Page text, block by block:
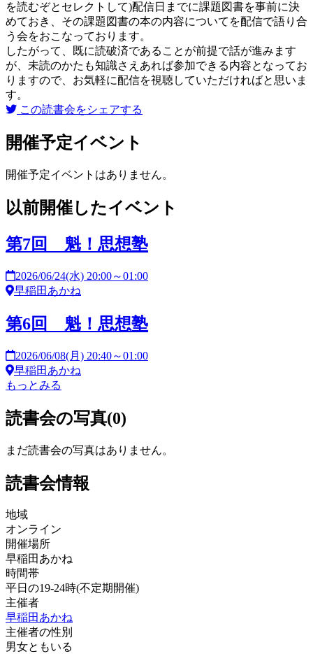
を読むぞとセレクトして)配信日までに課題図書を事前に決
めておき、その課題図書の本の内容についてを配信で語り合
う会をおこなっております。
したがって、既に読破済であることが前提で話が進みます
が、未読のかたも知識さえあれば参加できる内容となってお
りますので、お気軽に配信を視聴していただければと思いま
す。
この読書会をシェアする
開催予定イベント
開催予定イベントはありません。
以前開催したイベント
第7回 魁！思想塾
2026/06/24(水) 20:00～01:00
早稲田あかね
第6回 魁！思想塾
2026/06/08(月) 20:40～01:00
早稲田あかね
もっとみる
読書会の写真(0)
まだ読書会の写真はありません。
読書会情報
地域
オンライン
開催場所
早稲田あかね
時間帯
平日の19-24時(不定期開催)
主催者
早稲田あかね
主催者の性別
男女ともいる